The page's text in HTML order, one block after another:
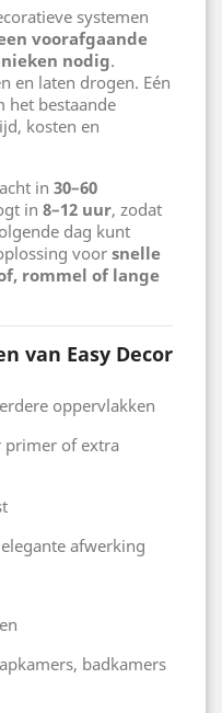
systemen
voorafgaande
nodig.
en laten drogen. Eén
het bestaande
kosten en
in 30–60
in 8–12 uur, zodat
dag kunt
voor snelle
rommel of lange
van Easy Decor
oppervlakken
primer of extra
afwerking
badkamers